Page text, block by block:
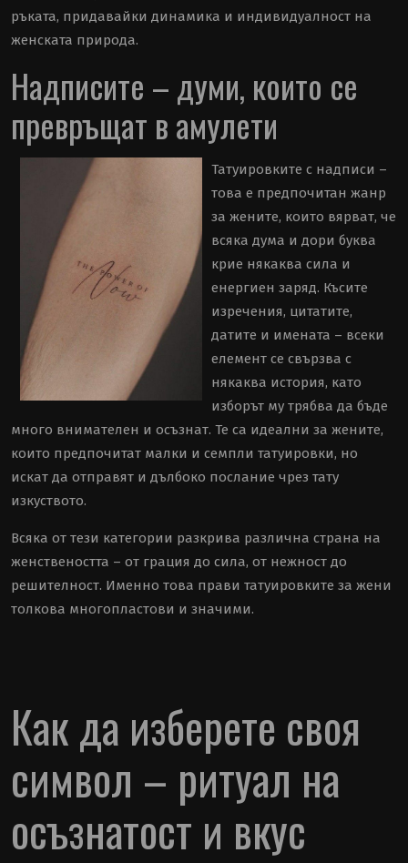
ръката, придавайки динамика и индивидуалност на
женската природа.
Надписите – думи, които се
превръщат в амулети
Татуировките с надписи –
това е предпочитан жанр
за жените, които вярват, че
всяка дума и дори буква
крие някаква сила и
енергиен заряд. Късите
изречения, цитатите,
датите и имената – всеки
елемент се свързва с
някаква история, като
изборът му трябва да бъде
много внимателен и осъзнат. Те са идеални за жените,
които предпочитат малки и семпли татуировки, но
искат да отправят и дълбоко послание чрез тату
изкуството.
Всяка от тези категории разкрива различна страна на
женствеността – от грация до сила, от нежност до
решителност. Именно това прави татуировките за жени
толкова многопластови и значими.
Как да изберете своя
символ – ритуал на
осъзнатост и вкус